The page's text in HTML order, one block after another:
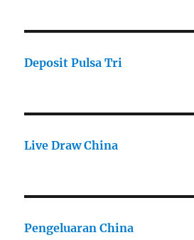
Deposit Pulsa Tri
Live Draw China
Pengeluaran China